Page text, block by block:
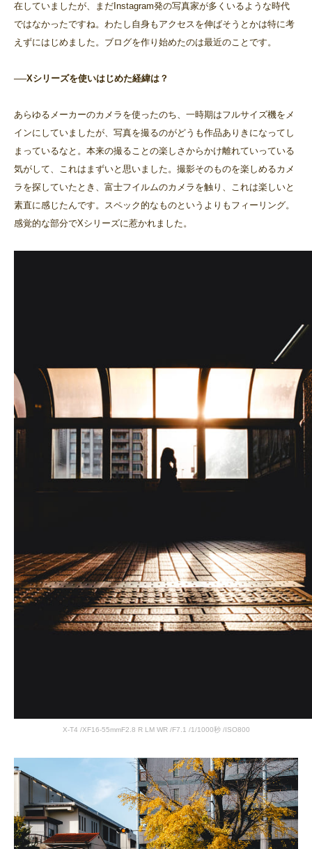
在していましたが、まだInstagram発の写真家が多くいるような時代
ではなかったですね。わたし自身もアクセスを伸ばそうとかは特に考
えずにはじめました。ブログを作り始めたのは最近のことです。
──Xシリーズを使いはじめた経緯は？
あらゆるメーカーのカメラを使ったのち、一時期はフルサイズ機をメ
インにしていましたが、写真を撮るのがどうも作品ありきになってし
まっているなと。本来の撮ることの楽しさからかけ離れていっている
気がして、これはまずいと思いました。撮影そのものを楽しめるカメ
ラを探していたとき、富士フイルムのカメラを触り、これは楽しいと
素直に感じたんです。スペック的なものというよりもフィーリング。
感覚的な部分でXシリーズに惹かれました。
X-T4 /XF16-55mmF2.8 R LM WR /F7.1 /1/1000秒 /ISO800